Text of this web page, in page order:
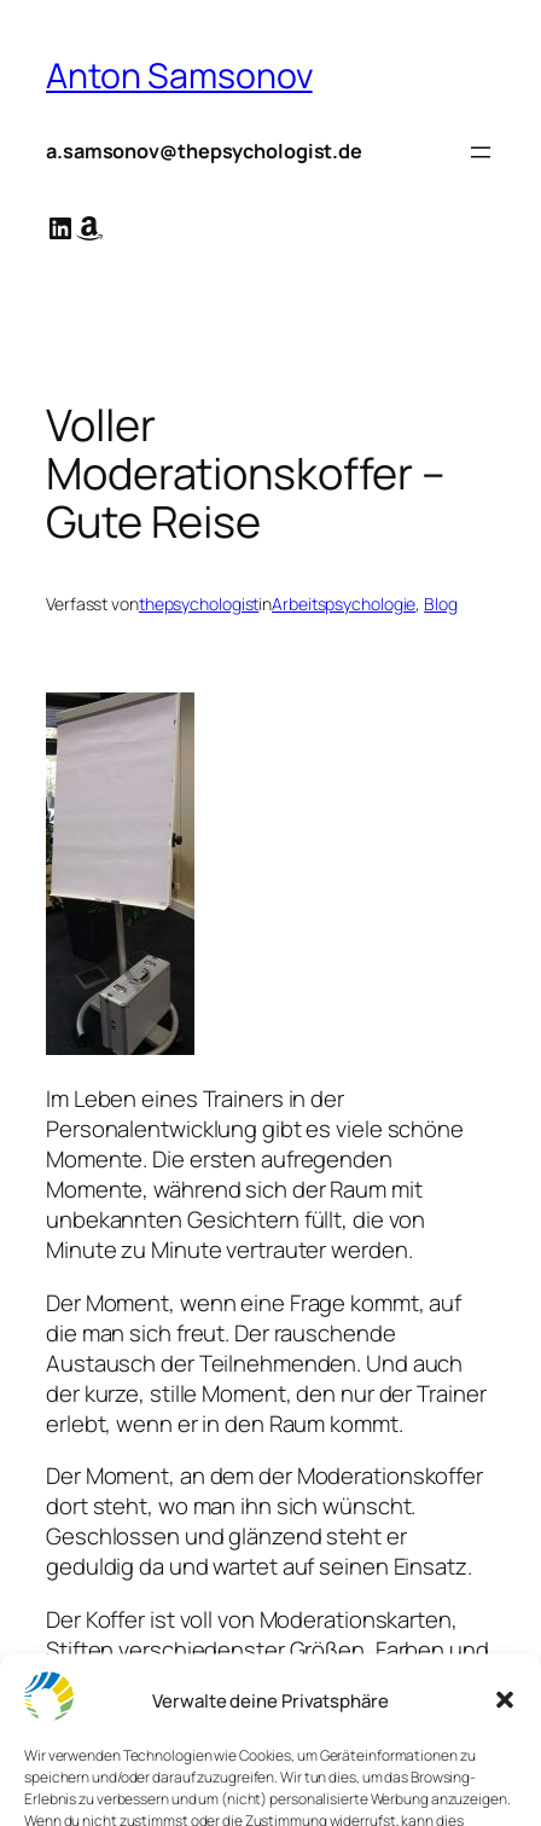
Verwalte deine Privatsphäre
Wir verwenden Technologien wie Cookies, um Geräteinformationen zu
speichern und/oder darauf zuzugreifen. Wir tun dies, um das Browsing-
Erlebnis zu verbessern und um (nicht) personalisierte Werbung anzuzeigen.
Wenn du nicht zustimmst oder die Zustimmung widerrufst, kann dies
springen
Anton Samsonov
a.samsonov@thepsychologist.de
LinkedIn
Amazon
Voller
Moderationskoffer –
Gute Reise
Verfasst vonthepsychologistinArbeitspsychologie, Blog
Im Leben eines Trainers in der
Personalentwicklung gibt es viele schöne
Momente. Die ersten aufregenden
Momente, während sich der Raum mit
unbekannten Gesichtern füllt, die von
Minute zu Minute vertrauter werden.
Der Moment, wenn eine Frage kommt, auf
die man sich freut. Der rauschende
Austausch der Teilnehmenden. Und auch
der kurze, stille Moment, den nur der Trainer
erlebt, wenn er in den Raum kommt.
Der Moment, an dem der Moderationskoffer
dort steht, wo man ihn sich wünscht.
Geschlossen und glänzend steht er
geduldig da und wartet auf seinen Einsatz.
Der Koffer ist voll von Moderationskarten,
Stiften verschiedenster Größen, Farben und
Beschaffenheit. Kreppband zum Befestigen,
Nadeln zum Pinnen, Post-Its zum Kleben.
auch geht, das Werkzeug ist da.